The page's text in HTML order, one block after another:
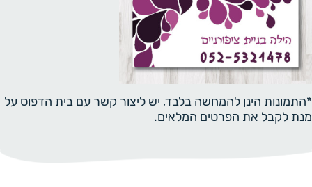
*התמונות הינן להמחשה בלבד, יש ליצור קשר עם בית הדפוס על
מנת לקבל את הפרטים המלאים.